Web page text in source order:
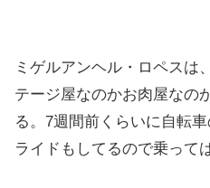
ミゲルアンヘル・ロペスは
テージ屋なのかお肉屋なの
る。7週間前くらいに自転
ライドもしてるので乗って